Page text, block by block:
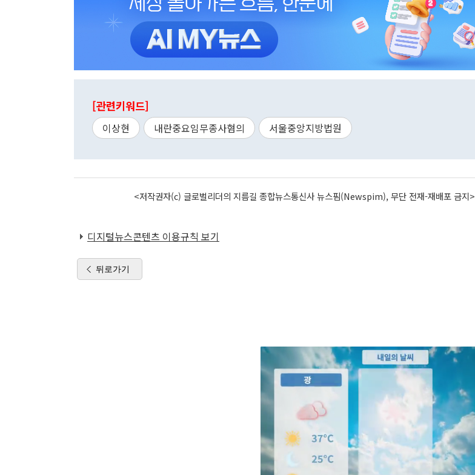
[관련키워드]
이상현 내란중요임무종사혐의 서울중앙지방법원
<저작권자(c) 글로벌리더의 지름길 종합뉴스통신사 뉴스핌(Newspim), 무단 전재-재배포 금지>
디지털뉴스콘텐츠 이용규칙 보기
뒤로가기